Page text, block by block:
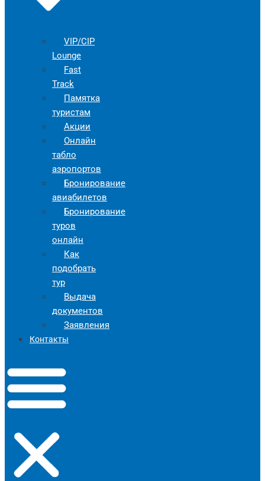
VIP/CIP
Lounge
Fast
Track
Памятка
туристам
Акции
Онлайн
табло
аэропортов
Бронирование
авиабилетов
Бронирование
туров
онлайн
Как
подобрать
тур
Выдача
документов
Заявления
Контакты